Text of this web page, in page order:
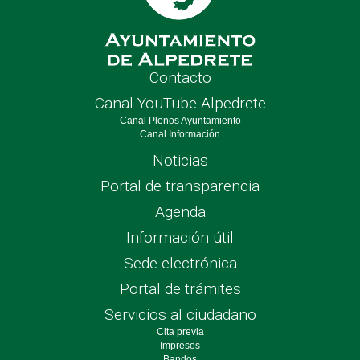
Contacto
Canal YouTube Alpedrete
Canal Plenos Ayuntamiento
Canal Información
Noticias
Portal de transparencia
Agenda
Información útil
Sede electrónica
Portal de trámites
Servicios al ciudadano
Cita previa
Impresos